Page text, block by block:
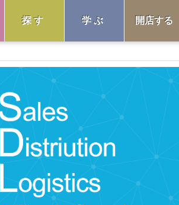
探す 学ぶ 開店する